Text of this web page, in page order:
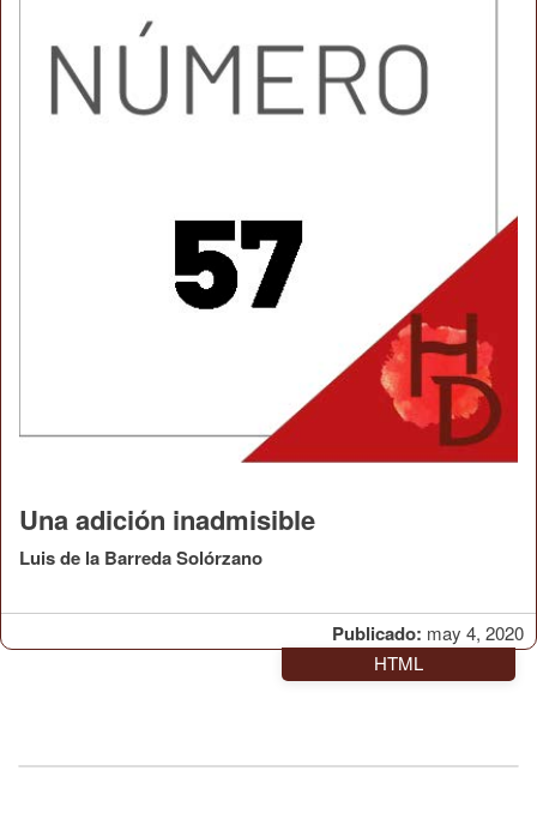
Publicado: may 4, 2020
Una adición inadmisible
Luis de la Barreda Solórzano
HTML